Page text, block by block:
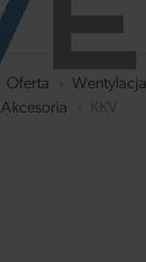
Oferta ›
Wentylacja
Akcesoria › KKV